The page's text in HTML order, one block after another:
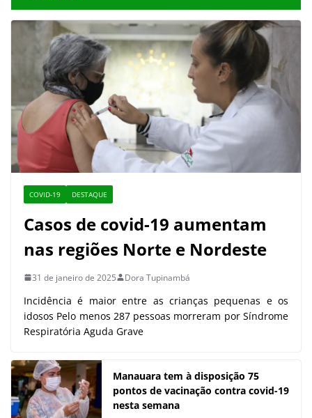
COVID-19 DESTAQUE
Casos de covid-19 aumentam
nas regiões Norte e Nordeste
31 de janeiro de 2025 Dora Tupinambá
Incidência é maior entre as crianças pequenas e os
idosos Pelo menos 287 pessoas morreram por Síndrome
Respiratória Aguda Grave
Manauara tem à disposição 75
pontos de vacinação contra covid-19
nesta semana